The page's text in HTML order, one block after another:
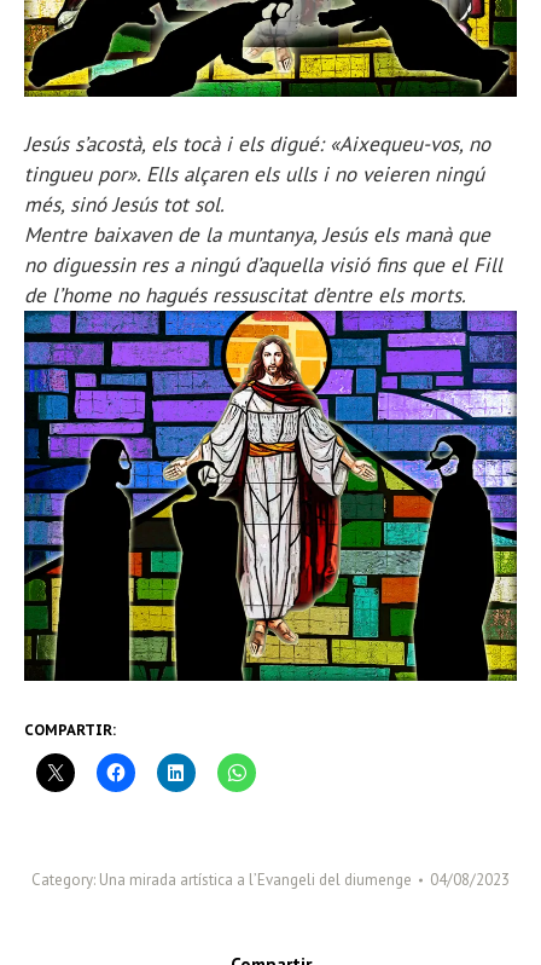
Jesús s’acostà, els tocà i els digué: «Aixequeu-vos, no
tingueu por». Ells alçaren els ulls i no veieren ningú
més, sinó Jesús tot sol.
Mentre baixaven de la muntanya, Jesús els manà que
no diguessin res a ningú d’aquella visió fins que el Fill
de l’home no hagués ressuscitat d’entre els morts.
COMPARTIR:
Category: Una mirada artística a l’Evangeli del diumenge 04/08/2023